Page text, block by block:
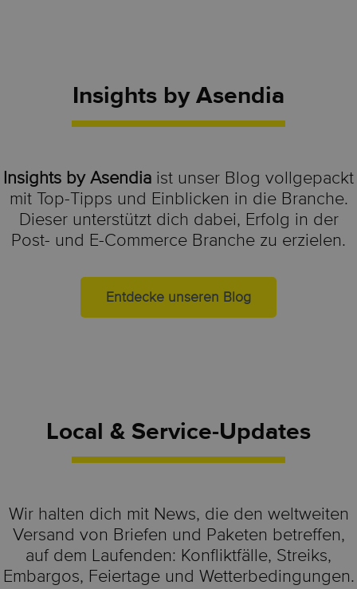
Insights by Asendia
Insights by Asendia ist unser Blog vollgepackt
mit Top-Tipps und Einblicken in die Branche.
Dieser unterstützt dich dabei, Erfolg in der
Post- und E-Commerce Branche zu erzielen.
Entdecke unseren Blog
Local & Service-Updates
Wir halten dich mit News, die den weltweiten
Versand von Briefen und Paketen betreffen,
auf dem Laufenden: Konfliktfälle, Streiks,
Embargos, Feiertage und Wetterbedingungen.